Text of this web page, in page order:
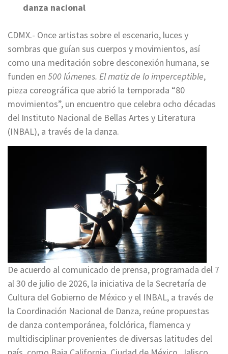
danza nacional
CDMX.- Once artistas sobre el escenario, luces y
sombras que guían sus cuerpos y movimientos, así
como una meditación sobre desconexión humana, se
funden en 500 lúmenes. El matiz de lo imperceptible,
pieza coreográfica que abrió la temporada “80
movimientos”, un encuentro que celebra ocho décadas
del Instituto Nacional de Bellas Artes y Literatura
(INBAL), a través de la danza.
De acuerdo al comunicado de prensa, programada del 7
al 30 de julio de 2026, la iniciativa de la Secretaría de
Cultura del Gobierno de México y el INBAL, a través de
la Coordinación Nacional de Danza, reúne propuestas
de danza contemporánea, folclórica, flamenca y
multidisciplinar provenientes de diversas latitudes del